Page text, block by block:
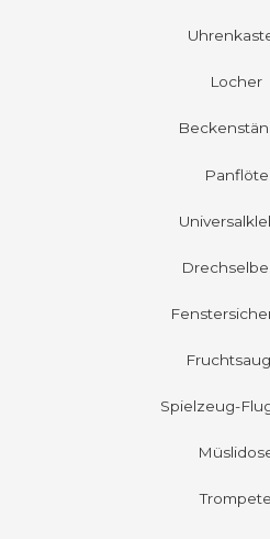
Locher
Panflöte
Spielzeug-
Trompete